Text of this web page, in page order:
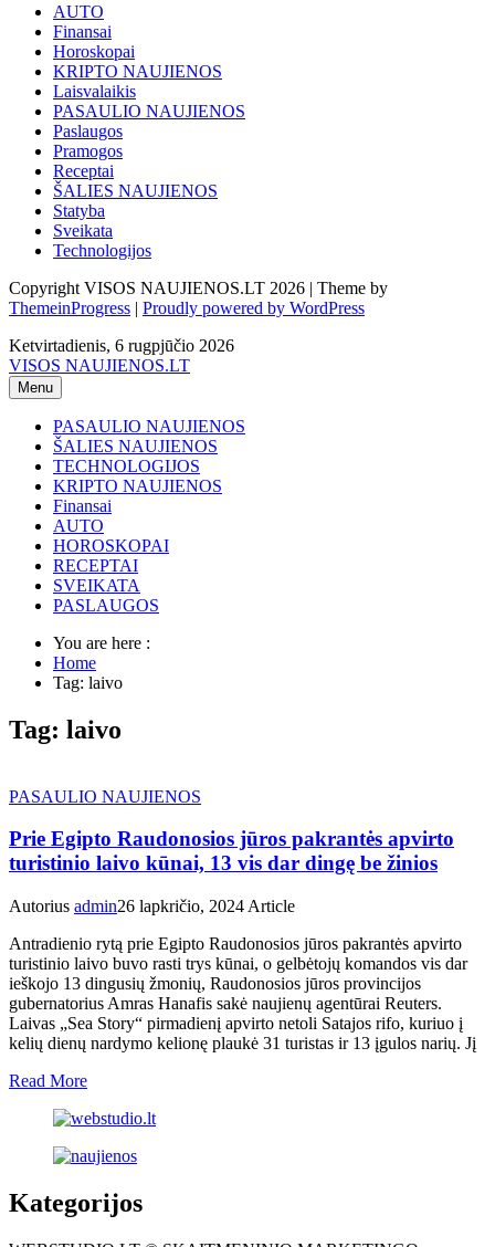
AUTO
Finansai
Horoskopai
KRIPTO NAUJIENOS
Laisvalaikis
PASAULIO NAUJIENOS
Paslaugos
Pramogos
Receptai
ŠALIES NAUJIENOS
Statyba
Sveikata
Technologijos
Copyright VISOS NAUJIENOS.LT 2026 | Theme by
ThemeinProgress | Proudly powered by WordPress
Ketvirtadienis, 6 rugpjūčio 2026
VISOS NAUJIENOS.LT
Menu
PASAULIO NAUJIENOS
ŠALIES NAUJIENOS
TECHNOLOGIJOS
KRIPTO NAUJIENOS
Finansai
AUTO
HOROSKOPAI
RECEPTAI
SVEIKATA
PASLAUGOS
You are here :
Home
Tag: laivo
Tag: laivo
PASAULIO NAUJIENOS
Prie Egipto Raudonosios jūros pakrantės apvirto
turistinio laivo kūnai, 13 vis dar dingę be žinios
Autorius admin26 lapkričio, 2024 Article
Antradienio rytą prie Egipto Raudonosios jūros pakrantės apvirto
turistinio laivo buvo rasti trys kūnai, o gelbėtojų komandos vis dar
ieškojo 13 dingusių žmonių, Raudonosios jūros provincijos
gubernatorius Amras Hanafis sakė naujienų agentūrai Reuters.
Laivas „Sea Story“ pirmadienį apvirto netoli Satajos rifo, kuriuo į
kelių dienų nardymo kelionę plaukė 31 turistas ir 13 įgulos narių. Jį
Read More
Kategorijos